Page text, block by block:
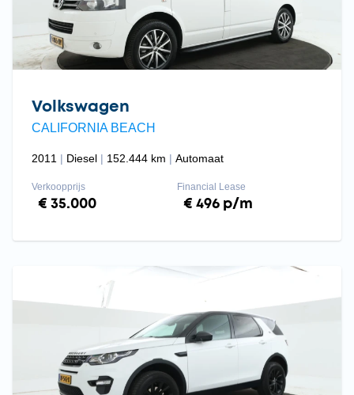
Volkswagen
CALIFORNIA BEACH
2011 Diesel 152.444 km Automaat
Verkoopprijs
€ 35.000
Financial Lease
€ 496 p/m